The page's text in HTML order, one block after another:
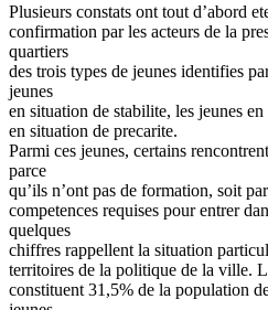
Plusieurs constats ont tout d’abord
confirmation par les acteurs de la
quartiers
des trois types de jeunes identifies
jeunes
en situation de stabilite, les jeunes
en situation de precarite.
Parmi ces jeunes, certains
parce
qu’ils n’ont pas de formation, soit
competences requises pour entrer
quelques
chiffres rappellent la situation
territoires de la politique de la ville.
constituent 31,5% de la population